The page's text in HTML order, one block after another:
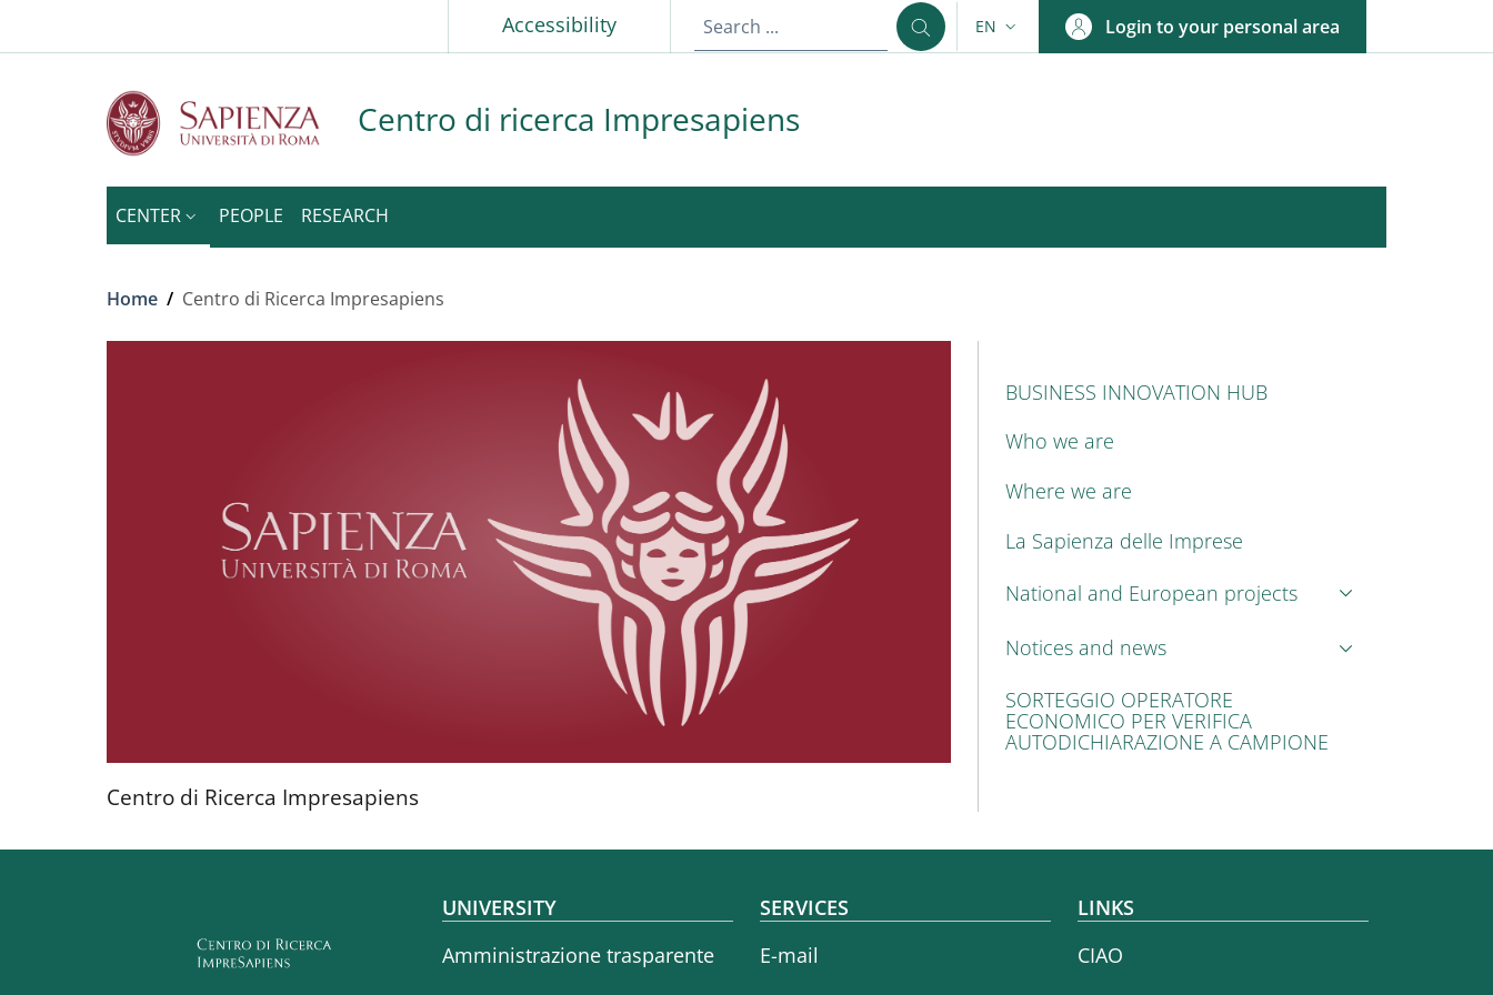
Slim topAccessibility LANGUAGE SWITCHER: CURRENT LANGUAGE
EN Login to your personal area
Centro di ricerca Impresapiens
CENTER PEOPLE RESEARCH
Breadcrumb
Home / Centro di Ricerca Impresapiens
Centro di Ricerca Impresapiens
Centro di Ricerca Impresapiens
MAIN NAVIGATION
BUSINESS INNOVATION HUB
Who we are
Where we are
La Sapienza delle Imprese
National and European projects
Notices and news
SORTEGGIO OPERATORE
ECONOMICO PER VERIFICA
AUTODICHIARAZIONE A CAMPIONE
Footer menu
UNIVERSITY
Amministrazione trasparente
SERVICES
E-mail
LINKS
CIAO